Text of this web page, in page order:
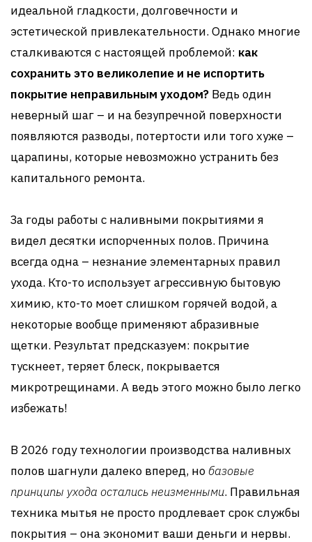
идеальной гладкости, долговечности и
эстетической привлекательности. Однако многие
сталкиваются с настоящей проблемой: как
сохранить это великолепие и не испортить
покрытие неправильным уходом? Ведь один
неверный шаг – и на безупречной поверхности
появляются разводы, потертости или того хуже –
царапины, которые невозможно устранить без
капитального ремонта.
За годы работы с наливными покрытиями я
видел десятки испорченных полов. Причина
всегда одна – незнание элементарных правил
ухода. Кто-то использует агрессивную бытовую
химию, кто-то моет слишком горячей водой, а
некоторые вообще применяют абразивные
щетки. Результат предсказуем: покрытие
тускнеет, теряет блеск, покрывается
микротрещинами. А ведь этого можно было легко
избежать!
В 2026 году технологии производства наливных
полов шагнули далеко вперед, но базовые
принципы ухода остались неизменными. Правильная
техника мытья не просто продлевает срок службы
покрытия – она экономит ваши деньги и нервы.